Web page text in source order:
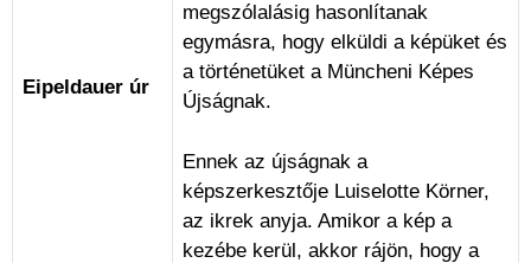
Eipeldauer úr
megszólalásig hasonlítanak
egymásra, hogy elküldi a képüket és
a történetüket a Müncheni Képes
Újságnak.
Ennek az újságnak a
képszerkesztője Luiselotte Körner,
az ikrek anyja. Amikor a kép a
kezébe kerül, akkor rájön, hogy a